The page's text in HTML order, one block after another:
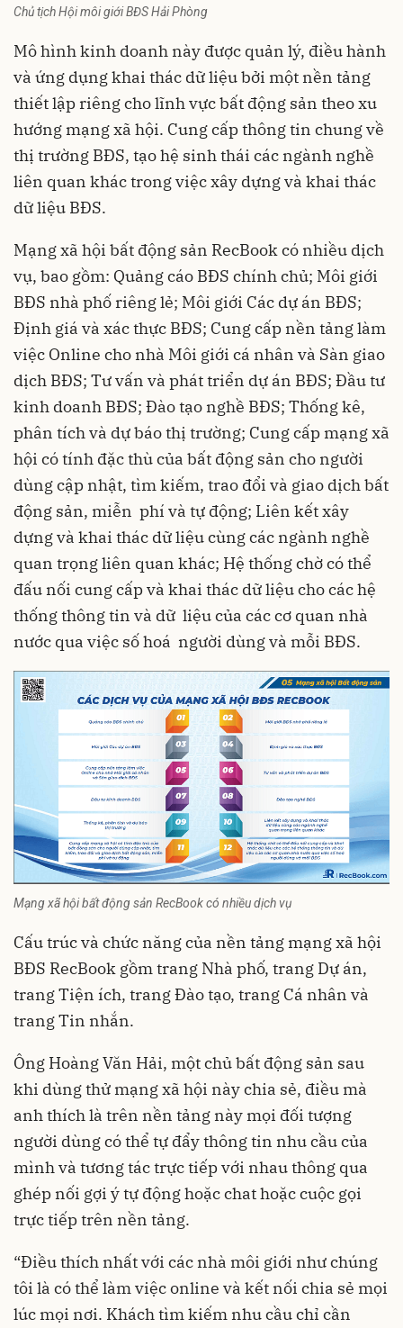
Chủ tịch Hội môi giới BĐS Hải Phòng
Mô hình kinh doanh này được quản lý, điều hành
và ứng dụng khai thác dữ liệu bởi một nền tảng
thiết lập riêng cho lĩnh vực bất động sản theo xu
hướng mạng xã hội. Cung cấp thông tin chung về
thị trường BĐS, tạo hệ sinh thái các ngành nghề
liên quan khác trong việc xây dựng và khai thác
dữ liệu BĐS.
Mạng xã hội bất động sản RecBook có nhiều dịch
vụ, bao gồm: Quảng cáo BĐS chính chủ; Môi giới
BĐS nhà phố riêng lẻ; Môi giới Các dự án BĐS;
Định giá và xác thực BĐS; Cung cấp nền tảng làm
việc Online cho nhà Môi giới cá nhân và Sàn giao
dịch BĐS; Tư vấn và phát triển dự án BĐS; Đầu tư
kinh doanh BĐS; Đào tạo nghề BĐS; Thống kê,
phân tích và dự báo thị trường; Cung cấp mạng xã
hội có tính đặc thù của bất động sản cho người
dùng cập nhật, tìm kiếm, trao đổi và giao dịch bất
động sản, miễn phí và tự động; Liên kết xây
dựng và khai thác dữ liệu cùng các ngành nghề
quan trọng liên quan khác; Hệ thống chờ có thể
đấu nối cung cấp và khai thác dữ liệu cho các hệ
thống thông tin và dữ liệu của các cơ quan nhà
nước qua việc số hoá người dùng và mỗi BĐS.
Mạng xã hội bất động sản RecBook có nhiều dịch vụ
Cấu trúc và chức năng của nền tảng mạng xã hội
BĐS RecBook gồm trang Nhà phố, trang Dự án,
trang Tiện ích, trang Đào tạo, trang Cá nhân và
trang Tin nhắn.
Ông Hoàng Văn Hải, một chủ bất động sản sau
khi dùng thử mạng xã hội này chia sẻ, điều mà
anh thích là trên nền tảng này mọi đối tượng
người dùng có thể tự đẩy thông tin nhu cầu của
mình và tương tác trực tiếp với nhau thông qua
ghép nối gợi ý tự động hoặc chat hoặc cuộc gọi
trực tiếp trên nền tảng.
“Điều thích nhất với các nhà môi giới như chúng
tôi là có thể làm việc online và kết nối chia sẻ mọi
lúc mọi nơi. Khách tìm kiếm nhu cầu chỉ cần